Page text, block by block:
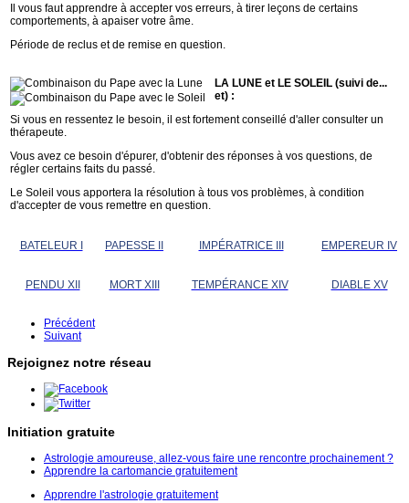
Il vous faut apprendre à accepter vos erreurs, à tirer leçons de certains
comportements, à apaiser votre âme.
Période de reclus et de remise en question.
LA LUNE et LE SOLEIL (suivi de...
et) :
Si vous en ressentez le besoin, il est fortement conseillé d'aller consulter un
thérapeute.
Vous avez ce besoin d'épurer, d'obtenir des réponses à vos questions, de
régler certains faits du passé.
Le Soleil vous apportera la résolution à tous vos problèmes, à condition
d'accepter de vous remettre en question.
BATELEUR I PAPESSE II IMPÉRATRICE III EMPEREUR IV
PENDU XII MORT XIII TEMPÉRANCE XIV DIABLE XV
Précédent
Suivant
Rejoignez notre réseau
Initiation gratuite
Astrologie amoureuse, allez-vous faire une rencontre prochainement ?
Apprendre la cartomancie gratuitement
Apprendre l'astrologie gratuitement